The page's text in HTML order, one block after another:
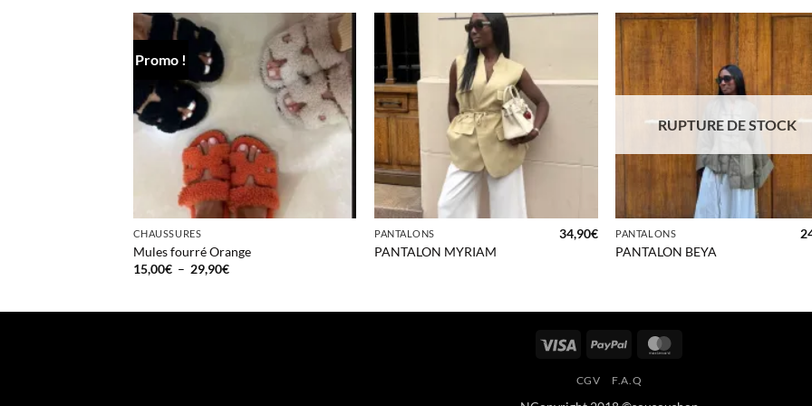
Promo !
CHAUSSURES
Mules fourré Orange
15,00€ – 29,90€Plage
PANTALONS
PANTALON MYRIAM
34,90€
RUPTURE DE STOCK
PANTALONS
PANTALON BEYA
Visa PayPal
CGV F.A.Q